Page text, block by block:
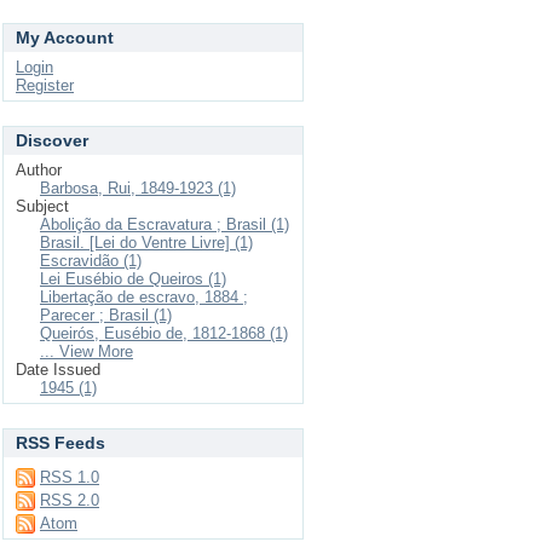
My Account
Login
Register
Discover
Author
Barbosa, Rui, 1849-1923 (1)
Subject
Abolição da Escravatura ; Brasil (1)
Brasil. [Lei do Ventre Livre] (1)
Escravidão (1)
Lei Eusébio de Queiros (1)
Libertação de escravo, 1884 ;
Parecer ; Brasil (1)
Queirós, Eusébio de, 1812-1868 (1)
... View More
Date Issued
1945 (1)
RSS Feeds
RSS 1.0
RSS 2.0
Atom